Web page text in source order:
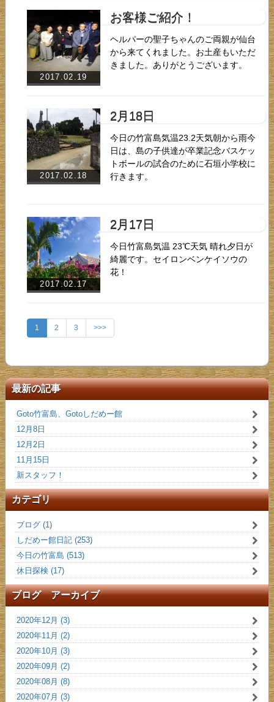
2017.02.19
お客様ご紹介！
ヘルパーの聖子ちゃんのご両親が仙台
から来てくれました。お土産もいただ
きました。ありがとうございます。
2017.02.18
2月18日
今日の竹富島気温23.2天気朝から雨今
日は、島の子供達が卒業記念バスケッ
トボールの試合のために石垣小学校に
行きます。
2017.02.17
2月17日
今日竹富島気温 23℃天気 晴れ夕日が
綺麗です。セイロンベンケイソウの
花！
1 2 3 >>>
最新の記事
Goto竹富島、Gotoしだめー館
12月8日
12月2日
11月15日
新スタッフ！
カテゴリ
ブログ (1)
しだめー館日記 (253)
今日の竹富島 (513)
休日探検 (17)
ブログ アーカイブ
2020年12月 (3)
2020年11月 (2)
2020年10月 (3)
2020年09月 (2)
2020年08月 (8)
2020年07月 (3)